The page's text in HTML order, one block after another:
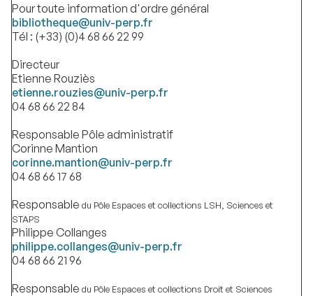
Pour toute information d'ordre général
bibliotheque@univ-perp.fr
Tél : (+33) (0)4 68 66 22 99
Directeur
Etienne Rouziès
etienne.rouzies@univ-perp.fr
04 68 66 22 84
Responsable Pôle administratif
Corinne Mantion
corinne.mantion@univ-perp.fr
04 68 66 17 68
Responsable du Pôle Espaces et collections LSH, Sciences et
STAPS
Philippe Collanges
philippe.collanges@univ-perp.fr
04 68 66 21 96
Responsable du Pôle Espaces et collections Droit et Sciences